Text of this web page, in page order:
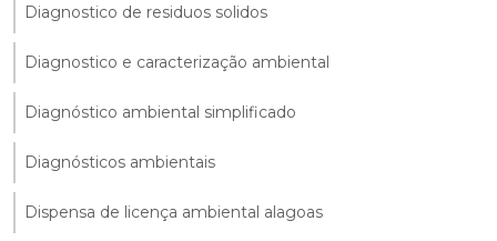
Diagnostico de residuos solidos
Diagnostico e caracterização ambiental
Diagnóstico ambiental simplificado
Diagnósticos ambientais
Dispensa de licença ambiental alagoas